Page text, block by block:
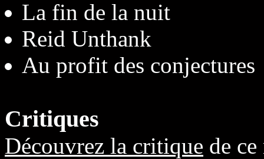
La fin de la nuit
Reid Unthank
Au profit des conjectures
Critiques
Découvrez la critique de